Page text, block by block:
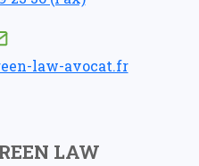
law-avocat.fr
LAW